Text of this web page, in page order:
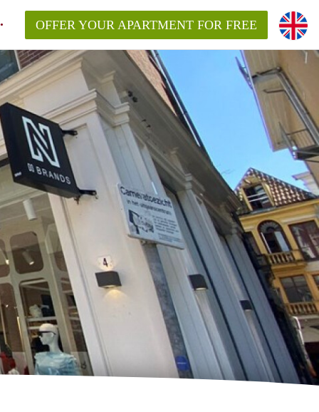
OFFER YOUR APARTMENT FOR FREE